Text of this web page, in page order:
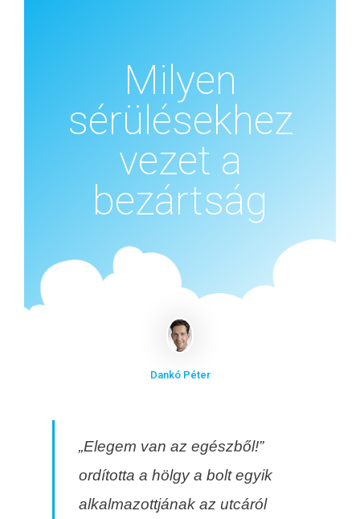
Milyen
sérülésekhez
vezet a
bezártság
Dankó Péter
„Elegem van az egészből!”
ordította a hölgy a bolt egyik
alkalmazottjának az utcáról